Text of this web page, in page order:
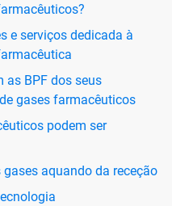
e serviços dedicada à
as BPF dos seus
gases farmacêuticos
podem ser
aquando da receção